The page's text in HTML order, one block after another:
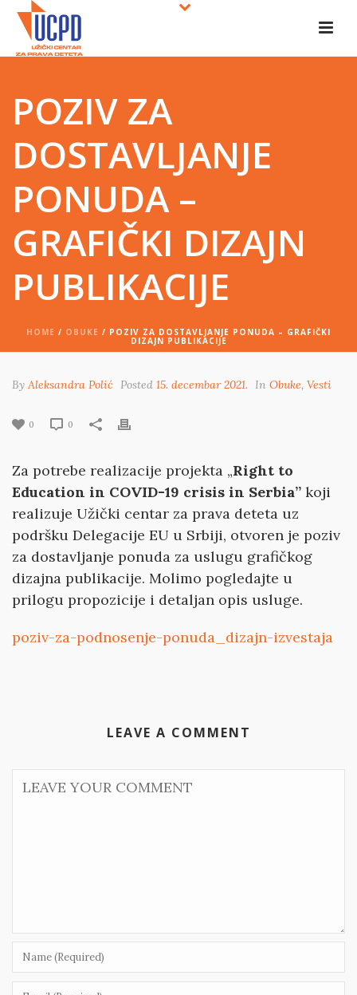
POZIV ZA
DOSTAVLJANJE
PONUDA –
GRAFIČKI DIZAJN
PUBLIKACIJE
HOME / OBUKE / POZIV ZA DOSTAVLJANJE PONUDA – GRAFIČKI
DIZAJN PUBLIKACIJE
By Aleksandra Polić Posted 15. decembar 2021. In Obuke, Vesti
0 0
Za potrebe realizacije projekta „Right to
Education in COVID-19 crisis in Serbia” koji
realizuje Užički centar za prava deteta uz
podršku Delegacije EU u Srbiji, otvoren je poziv
za dostavljanje ponuda za uslugu grafičkog
dizajna publikacije. Molimo pogledajte u
prilogu propozicije i detaljan opis usluge.
poziv-za-podnosenje-ponuda_dizajn-izvestaja
LEAVE A COMMENT